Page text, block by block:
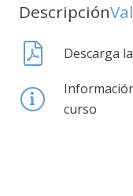
Descripción
Descarga
curso